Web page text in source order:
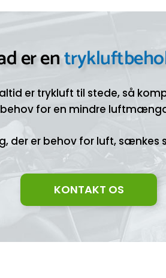
er en
er trykluft til stede, så
behov for en mindre
der er behov for luft,
KONTAKT OS